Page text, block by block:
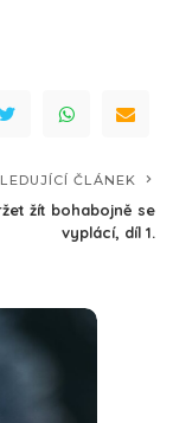
ČLÁNEK
žít bohabojně se
vyplácí, díl 1.